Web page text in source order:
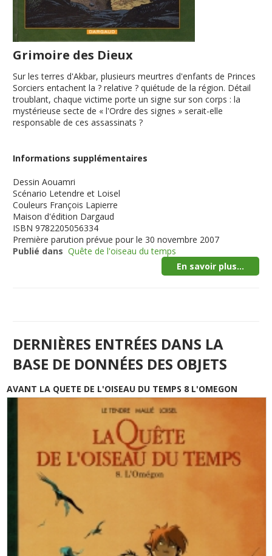
Grimoire des Dieux
Sur les terres d'Akbar, plusieurs meurtres d'enfants de Princes
Sorciers entachent la ? relative ? quiétude de la région. Détail
troublant, chaque victime porte un signe sur son corps : la
mystérieuse secte de « l'Ordre des signes » serait-elle
responsable de ces assassinats ?
Informations supplémentaires
Dessin Aouamri
Scénario Letendre et Loisel
Couleurs François Lapierre
Maison d'édition Dargaud
ISBN 9782205056334
Première parution prévue pour le 30 novembre 2007
Publié dans Quête de l'oiseau du temps
En savoir plus...
DERNIÈRES ENTRÉES DANS LA
BASE DE DONNÉES DES OBJETS
AVANT LA QUETE DE L'OISEAU DU TEMPS 8 L'OMEGON